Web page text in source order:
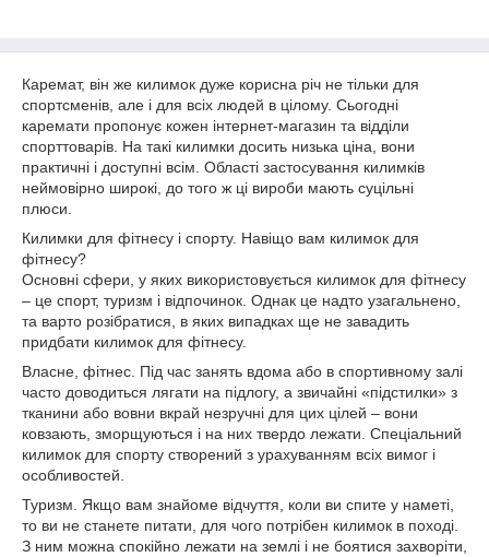
Каремат, він же килимок дуже корисна річ не тільки для
спортсменів, але і для всіх людей в цілому. Сьогодні
каремати пропонує кожен інтернет-магазин та відділи
спорттоварів. На такі килимки досить низька ціна, вони
практичні і доступні всім. Області застосування килимків
неймовірно широкі, до того ж ці вироби мають суцільні
плюси.
Килимки для фітнесу і спорту. Навіщо вам килимок для
фітнесу?
Основні сфери, у яких використовується килимок для фітнесу
– це спорт, туризм і відпочинок. Однак це надто узагальнено,
та варто розібратися, в яких випадках ще не завадить
придбати килимок для фітнесу.
Власне, фітнес. Під час занять вдома або в спортивному залі
часто доводиться лягати на підлогу, а звичайні «підстилки» з
тканини або вовни вкрай незручні для цих цілей – вони
ковзають, зморщуються і на них твердо лежати. Спеціальний
килимок для спорту створений з урахуванням всіх вимог і
особливостей.
Туризм. Якщо вам знайоме відчуття, коли ви спите у наметі,
то ви не станете питати, для чого потрібен килимок в поході.
З ним можна спокійно лежати на землі і не боятися захворіти,